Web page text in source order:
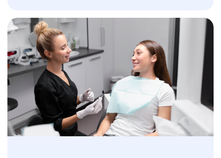
sourire s’accompagne toujours d’un
ensemble de blancs nacrés. Il existe de
nombreuses façons d’obtenir et de
conserver […]